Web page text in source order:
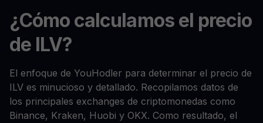
¿Cómo calculamos el precio
de ILV?
El enfoque de YouHodler para determinar el precio de
ILV es minucioso y detallado. Recopilamos datos de
los principales exchanges de criptomonedas como
Binance, Kraken, Huobi y OKX. Como resultado, el